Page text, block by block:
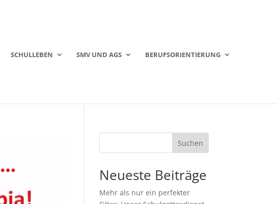
SCHULLEBEN SMV UND AGS BERUFSORIENTIERUNG
Suchen
Neueste Beiträge
Mehr als nur ein perfekter